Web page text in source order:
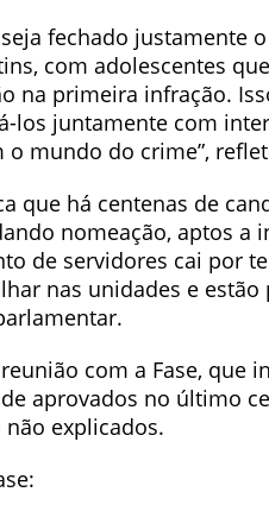
fechado justamente
com adolescentes
na primeira infração.
los juntamente com
mundo do crime”,
que há centenas de
nomeação, aptos a
de servidores cai por
nas unidades e
com a Fase, que
aprovados no último
explicados.